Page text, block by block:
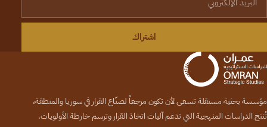
اشتراك
مؤسسة بحثية مستقلة تسعى لأن تكون مرجعاً لصنّاع القرار في سوريا والمنطقة،
تُنتج الدراسات المنهجية التي تدعم آليات اتخاذ القرار وترسم خارطة الأولويات.